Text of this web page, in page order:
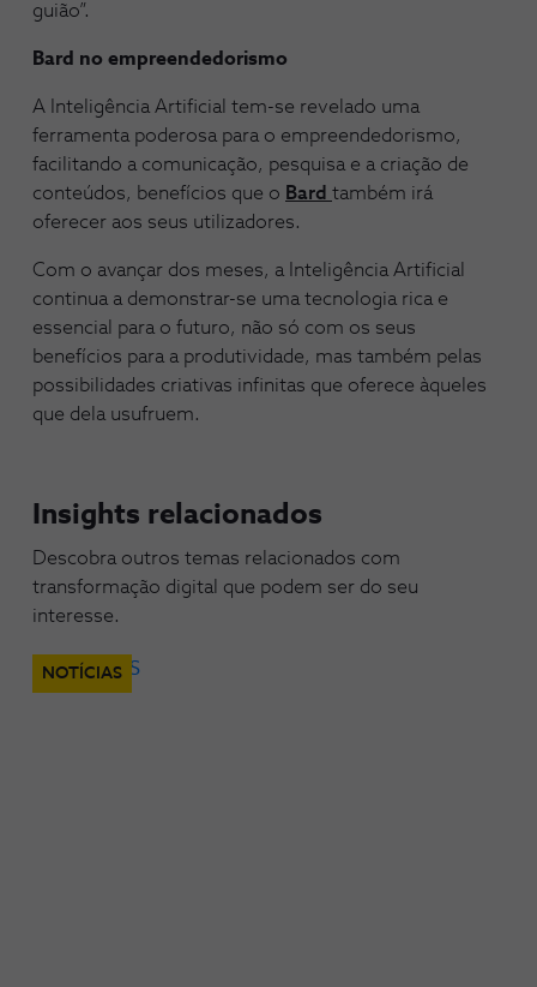
guião”.
Bard no empreendedorismo
A Inteligência Artificial tem-se revelado uma
ferramenta poderosa para o empreendedorismo,
facilitando a comunicação, pesquisa e a criação de
conteúdos, benefícios que o Bard também irá
oferecer aos seus utilizadores.
Com o avançar dos meses, a Inteligência Artificial
continua a demonstrar-se uma tecnologia rica e
essencial para o futuro, não só com os seus
benefícios para a produtividade, mas também pelas
possibilidades criativas infinitas que oferece àqueles
que dela usufruem.
Insights relacionados
Descobra outros temas relacionados com
transformação digital que podem ser do seu
interesse.
NOTÍCIAS